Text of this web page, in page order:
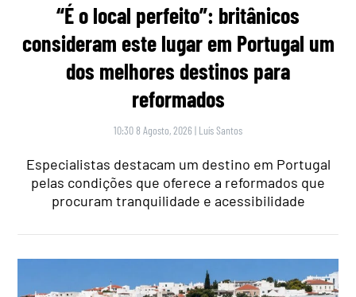
“É o local perfeito”: britânicos
consideram este lugar em Portugal um
dos melhores destinos para
reformados
10:30 8 Agosto, 2026 | Luís Santos
Especialistas destacam um destino em Portugal
pelas condições que oferece a reformados que
procuram tranquilidade e acessibilidade